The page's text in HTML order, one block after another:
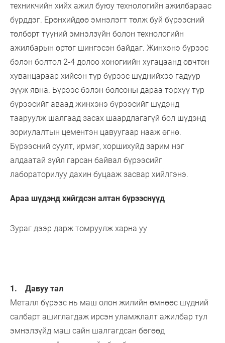
техникчийн хийх ажил буюу технологийн ажилбараас
бүрддэг. Ерөнхийдөө эмнэлэгт төлж буй бүрээсний
төлбөрт түүний эмнэлзүйн болон технологийн
ажилбарын өртөг шингэсэн байдаг. Жинхэнэ бүрээс
бэлэн болтол 2-4 долоо хоногиийн хугацаанд өвчтөн
хуванцараар хийсэн түр бүрээс шүднийхээ гадуур
зүүж явна. Бүрээс бэлэн болсоны дараа тэрхүү түр
бүрээсийг аваад жинхэнэ бүрээсийг шүдэнд
тааруулж шалгаад засах шаардлагагүй бол шүдэнд
зориулалтын цементэн цавуугаар нааж өгнө.
Бүрээсний суулт, ирмэг, хоршихуйд зарим нэг
алдаатай зүйл гарсан байвал бүрээсийг
лабораторилуу дахин буцааж засвар хийлгэнэ.
Араа шүдэнд хийгдсэн алтан бүрээснүүд
Зураг дээр дарж томруулж харна уу
1. Давуу тал
Металл бүрээс нь маш олон жилийн өмнөөс шүдний
салбарт ашиглагдаж ирсэн уламжлалт ажилбар тул
эмнэлзүйд маш сайн шалгагдсан бөгөөд